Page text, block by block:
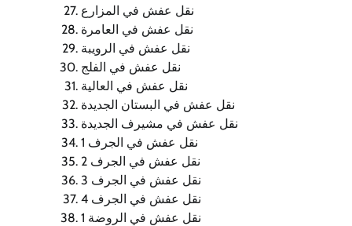
نقل عفش في المزارع
نقل عفش في العامرة
نقل عفش في الرويبة
نقل عفش في الفلج
نقل عفش في العالية
نقل عفش في البستان الجديدة
نقل عفش في مشيرف الجديدة
نقل عفش في الجرف 1
نقل عفش في الجرف 2
نقل عفش في الجرف 3
نقل عفش في الجرف 4
نقل عفش في الروضة 1